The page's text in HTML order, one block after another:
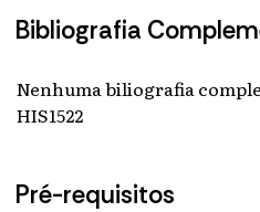
Bibliografia
Nenhuma biliografia
HIS1522
Pré-requisitos